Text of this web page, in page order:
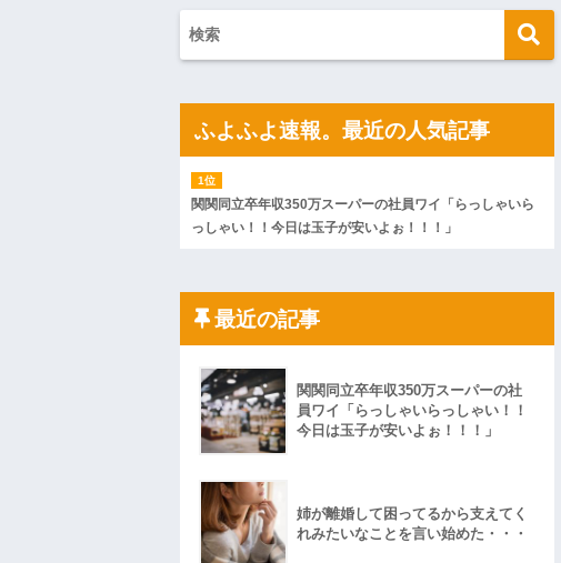
アラフィフ正社員の男性が若い20代の可愛い女の
私「もう離婚したい」夫「お前は一生俺のために
はずが恐ろしい要求を突き付けられて…
私「毎日何をしてるんですか？」同室の女性「
聞こえていた声の正体が意外すぎて…
休日に甥っ子をアポなし託児を押し付けてきた兄
てw」と言うので『Gガンダム』を一気見させた結
病...
彼氏が『この車』買おうとして私とケンカになっ
【うわぁ】 都営団地住み、年収10万円上げると「
ハードオフに売っていた4万4000円のフィギュア
私「ちょっと、人の家の金庫触らないでよ！」キ
たから、開けてみようとしただけ☆』義兄「泥は出
果・・・
私「初めて飲む味だけどなんのお茶？」彼「ちっ
後続車にクラクションを鳴らされ彼氏が逆切れ。
んだ！降りてこいよ！」と怒鳴りだし...
【衝撃】報酬100万円超の治験募集がこちらｗｗ
【ネット騒然】惨殺されたタワマン頂き女子のこ
ｗｗｗｗｗｗｗｗｗｗ
【愕然】白のクラウン俺氏、高速道路左車線を制
wwwwwwwwwwww
百年の恋12-899 食べた量を張り合ってくる
【悲報】佐藤輝明・・・２軍でも盛大にやらかす←
ふよふよ速報。最近の人気記事
関関同立卒年収350万スーパーの社員ワイ「らっしゃいら
っしゃい！！今日は玉子が安いよぉ！！！」
最近の記事
関関同立卒年収350万スーパーの社
員ワイ「らっしゃいらっしゃい！！
今日は玉子が安いよぉ！！！」
姉が離婚して困ってるから支えてく
れみたいなことを言い始めた・・・